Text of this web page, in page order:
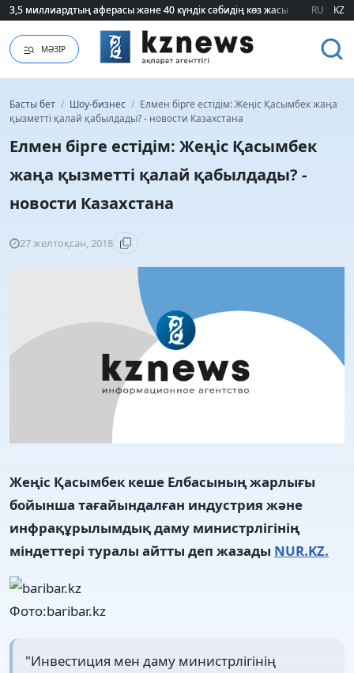
3,5 миллиардтың аферасы және 40 күндік сәбидің көз жасы:
3,5 миллиардтың аферасы және 40 күндік сәбидің көз жасы: RU KZ
МӘЗІР
Басты бет / Шоу-бизнес / Елмен бірге естідім: Жеңіс Қасымбек жаңа
қызметті қалай қабылдады? - новости Казахстана
Елмен бірге естідім: Жеңіс Қасымбек
жаңа қызметті қалай қабылдады? -
новости Казахстана
27 желтоқсан, 2018
Жеңіс Қасымбек кеше Елбасының жарлығы
бойынша тағайындалған индустрия және
инфрақұрылымдық даму министрлігінің
міндеттері туралы айтты деп жазады NUR.KZ.
Фото:baribar.kz
"Инвестиция мен даму министрлігінің